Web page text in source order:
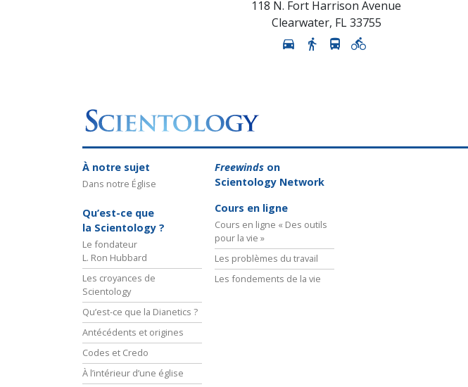
118 N. Fort Harrison Avenue
Clearwater, FL33755
À notre sujet
Dans notre Église
Qu’est-ce que
la Scientology ?
Le fondateur
L. Ron Hubbard
Les croyances de
Scientology
Qu’est-ce que la Dianetics ?
Antécédents et origines
Codes et Credo
À l’intérieur d’une église
Freewinds on
Scientology Network
Cours en ligne
Cours en ligne « Des outils
pour la vie »
Les problèmes du travail
Les fondements de la vie